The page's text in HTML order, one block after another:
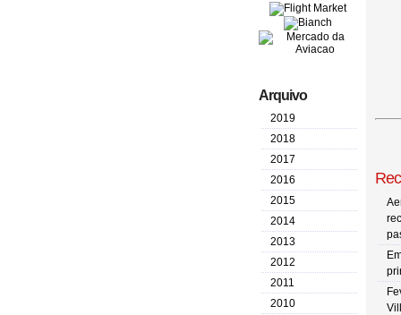
Arquivo
2019
2018
2017
2016
2015
2014
2013
2012
2011
2010